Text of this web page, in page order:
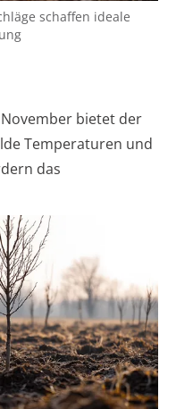
schaffen ideale
bietet der
Temperaturen und
das